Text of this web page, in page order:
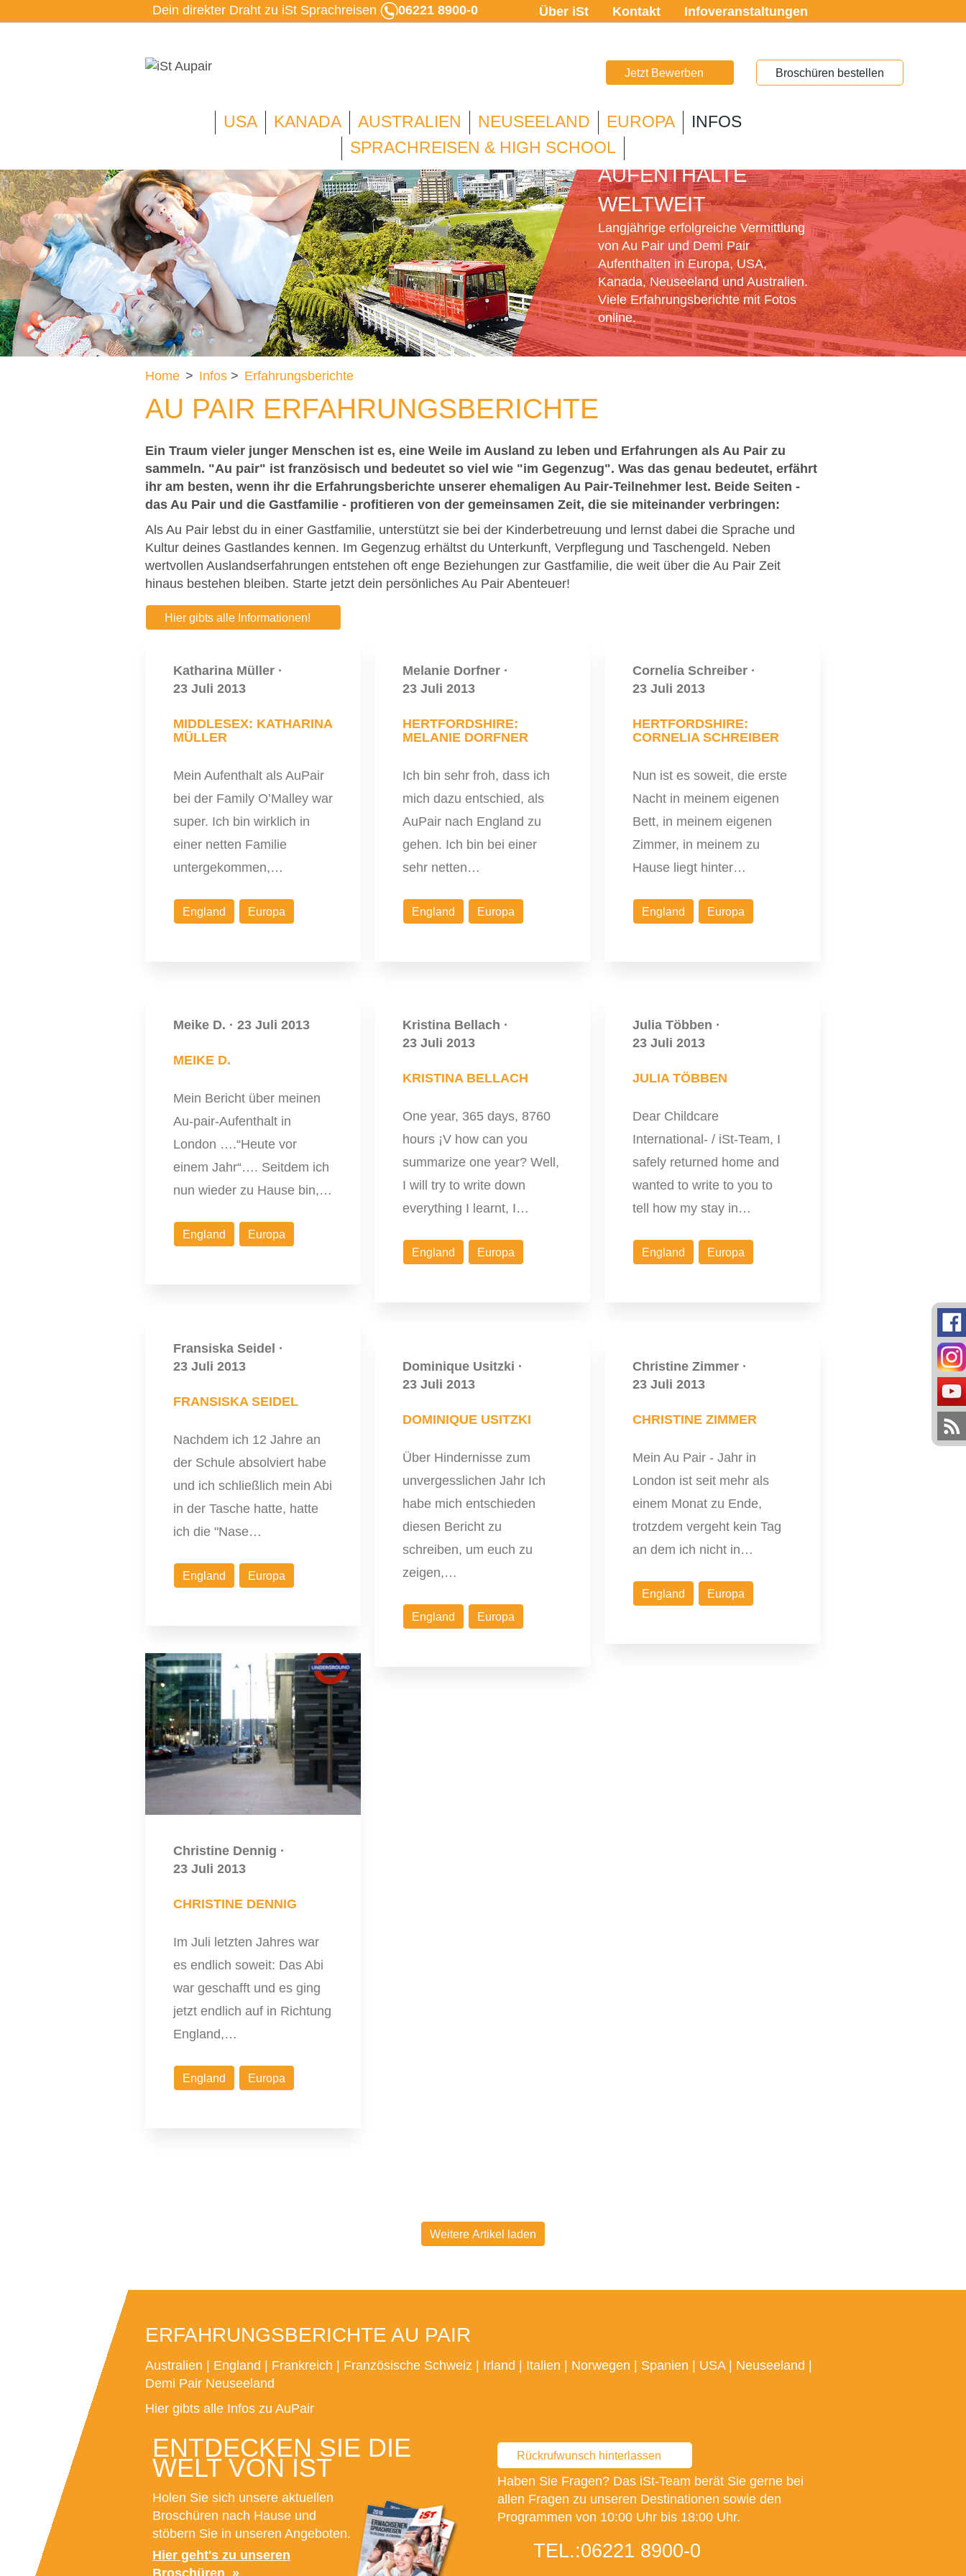
Dein direkter Draht zu iSt Sprachreisen 06221 8900-0 Über iSt Kontakt Infoveranstaltungen
Jetzt Bewerben Broschüren bestellen
USA KANADA AUSTRALIEN NEUSEELAND EUROPA
INFOS
SPRACHREISEN & HIGH SCHOOLAU PAIR
AUFENTHALTE
WELTWEIT
Langjährige erfolgreiche Vermittlung
von Au Pair und Demi Pair
Aufenthalten in Europa, USA,
Kanada, Neuseeland und Australien.
Viele Erfahrungsberichte mit Fotos
online.
Home > Infos > Erfahrungsberichte
AU PAIR ERFAHRUNGSBERICHTE
Ein Traum vieler junger Menschen ist es, eine Weile im Ausland zu leben und Erfahrungen als Au Pair zu
sammeln. "Au pair" ist französisch und bedeutet so viel wie "im Gegenzug". Was das genau bedeutet, erfährt
ihr am besten, wenn ihr die Erfahrungsberichte unserer ehemaligen Au Pair-Teilnehmer lest. Beide Seiten -
das Au Pair und die Gastfamilie - profitieren von der gemeinsamen Zeit, die sie miteinander verbringen:
Als Au Pair lebst du in einer Gastfamilie, unterstützt sie bei der Kinderbetreuung und lernst dabei die Sprache und
Kultur deines Gastlandes kennen. Im Gegenzug erhältst du Unterkunft, Verpflegung und Taschengeld. Neben
wertvollen Auslandserfahrungen entstehen oft enge Beziehungen zur Gastfamilie, die weit über die Au Pair Zeit
hinaus bestehen bleiben. Starte jetzt dein persönliches Au Pair Abenteuer!
Hier gibts alle Informationen!
Katharina Müller ·
23 Juli 2013
MIDDLESEX: KATHARINA
MÜLLER
Mein Aufenthalt als AuPair
bei der Family O’Malley war
super. Ich bin wirklich in
einer netten Familie
untergekommen,…
England Europa
Melanie Dorfner ·
23 Juli 2013
HERTFORDSHIRE:
MELANIE DORFNER
Ich bin sehr froh, dass ich
mich dazu entschied, als
AuPair nach England zu
gehen. Ich bin bei einer
sehr netten…
England Europa
Cornelia Schreiber ·
23 Juli 2013
HERTFORDSHIRE:
CORNELIA SCHREIBER
Nun ist es soweit, die erste
Nacht in meinem eigenen
Bett, in meinem eigenen
Zimmer, in meinem zu
Hause liegt hinter…
England Europa
Meike D. · 23 Juli 2013
MEIKE D.
Mein Bericht über meinen
Au-pair-Aufenthalt in
London ….“Heute vor
einem Jahr“…. Seitdem ich
nun wieder zu Hause bin,…
England Europa
Kristina Bellach ·
23 Juli 2013
KRISTINA BELLACH
One year, 365 days, 8760
hours ¡V how can you
summarize one year? Well,
I will try to write down
everything I learnt, I…
England Europa
Julia Többen ·
23 Juli 2013
JULIA TÖBBEN
Dear Childcare
International- / iSt-Team, I
safely returned home and
wanted to write to you to
tell how my stay in…
England Europa
Fransiska Seidel ·
23 Juli 2013
FRANSISKA SEIDEL
Nachdem ich 12 Jahre an
der Schule absolviert habe
und ich schließlich mein Abi
in der Tasche hatte, hatte
ich die "Nase…
England Europa
Dominique Usitzki ·
23 Juli 2013
DOMINIQUE USITZKI
Über Hindernisse zum
unvergesslichen Jahr Ich
habe mich entschieden
diesen Bericht zu
schreiben, um euch zu
zeigen,…
England Europa
Christine Zimmer ·
23 Juli 2013
CHRISTINE ZIMMER
Mein Au Pair - Jahr in
London ist seit mehr als
einem Monat zu Ende,
trotzdem vergeht kein Tag
an dem ich nicht in…
England Europa
Christine Dennig ·
23 Juli 2013
CHRISTINE DENNIG
Im Juli letzten Jahres war
es endlich soweit: Das Abi
war geschafft und es ging
jetzt endlich auf in Richtung
England,…
England Europa
Weitere Artikel laden
ERFAHRUNGSBERICHTE AU PAIR
Australien England Frankreich Französische Schweiz Irland Italien Norwegen Spanien USA| Neuseeland
Demi Pair Neuseeland
Hier gibts alle Infos zu AuPair
ENTDECKEN SIE DIE
WELT VON IST
Holen Sie sich unsere aktuellen
Broschüren nach Hause und
stöbern Sie in unseren Angeboten.
Hier geht's zu unseren
Rückrufwunsch hinterlassen
Haben Sie Fragen? Das iSt-Team berät Sie gerne bei
allen Fragen zu unseren Destinationen sowie den
Programmen von 10:00 Uhr bis 18:00 Uhr.
TEL.:06221 8900-0